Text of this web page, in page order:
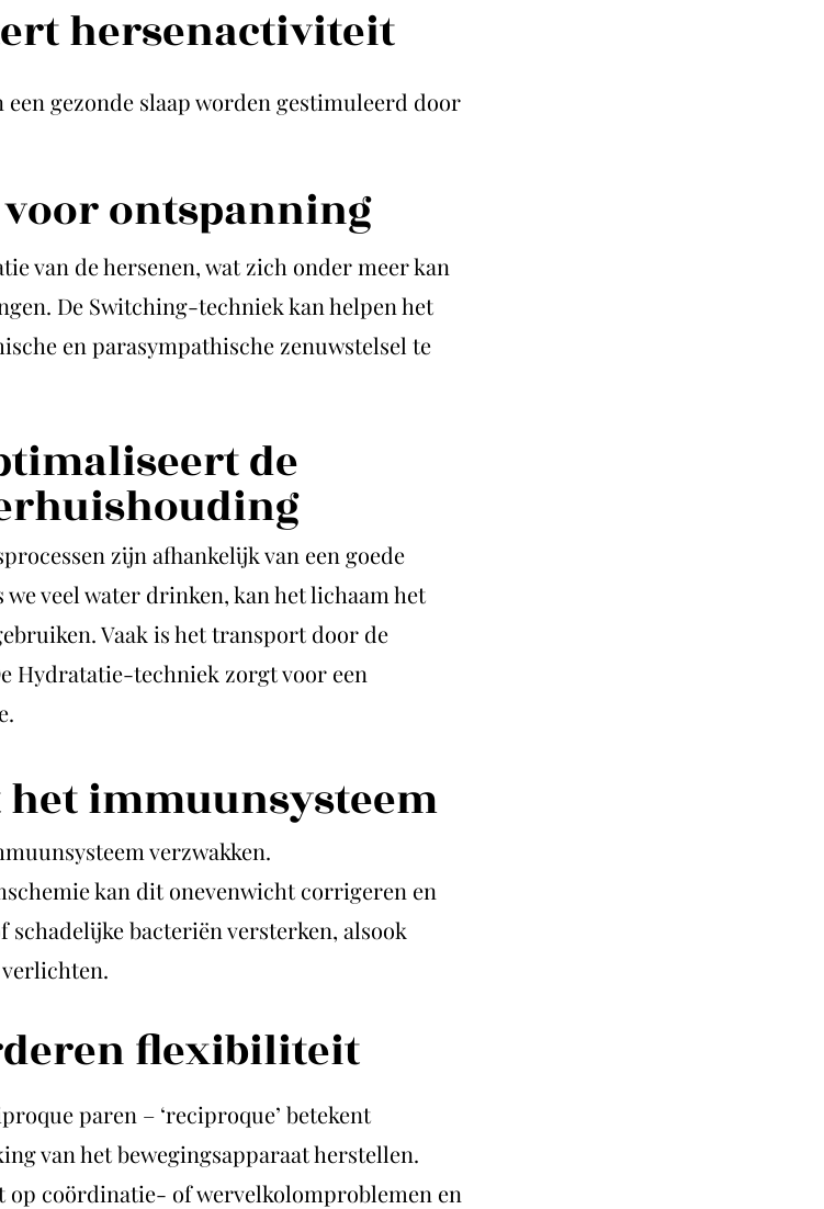
hersenactiviteit
een gezonde slaap worden gestimuleerd door
ontspanning
van de hersenen, wat zich onder meer kan
De Switching-techniek kan helpen het
en parasympathische zenuwstelsel te
de
uding
zijn afhankelijk van een goede
veel water drinken, kan het lichaam het
Vaak is het transport door de
Hydratatie-techniek zorgt voor een
immuunsysteem
verzwakken.
kan dit onevenwicht corrigeren en
schadelijke bacteriën versterken, alsook
flexibiliteit
paren – ‘reciproque’ betekent
van het bewegingsapparaat herstellen.
op coördinatie- of wervelkolomproblemen en